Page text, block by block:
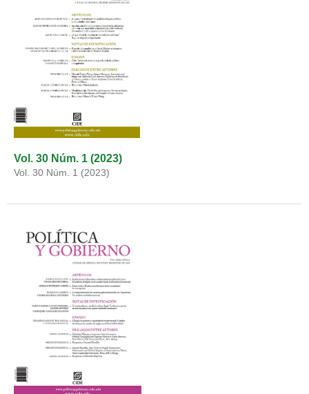
Vol. 30 Núm. 1 (2023)
Vol. 30 Núm. 1 (2023)